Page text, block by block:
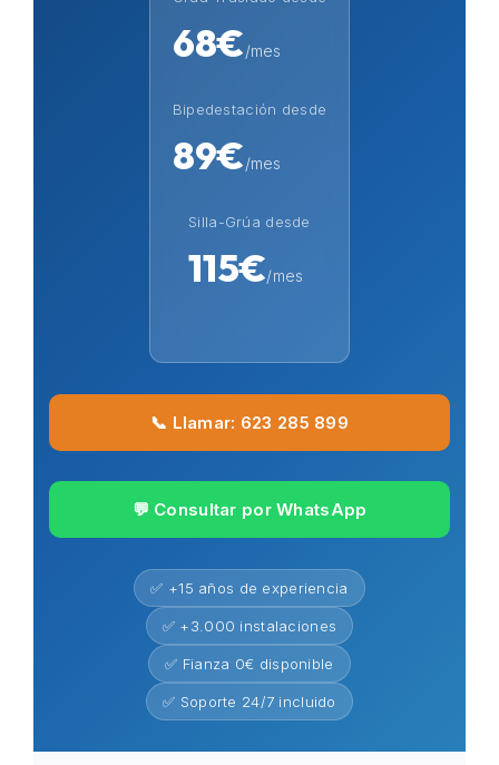
68€/mes
Bipedestación desde
89€/mes
Silla-Grúa desde
115€/mes
📞 Llamar: 623 285 899
💬 Consultar por WhatsApp
✅ +15 años de experiencia
✅ +3.000 instalaciones
✅ Fianza 0€ disponible
✅ Soporte 24/7 incluido